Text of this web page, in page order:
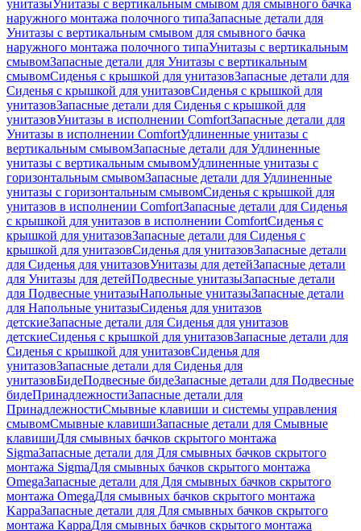
унитазыУнитазы с вертикальным смывом для смывного бачка
наружного монтажа полочного типаЗапасные детали для
Унитазы с вертикальным смывом для смывного бачка
наружного монтажа полочного типаУнитазы с вертикальным
смывомЗапасные детали для Унитазы с вертикальным
смывомСиденья с крышкой для унитазовЗапасные детали для
Сиденья с крышкой для унитазовСиденья с крышкой для
унитазовЗапасные детали для Сиденья с крышкой для
унитазовУнитазы в исполнении ComfortЗапасные детали для
Унитазы в исполнении ComfortУдлиненные унитазы с
вертикальным смывомЗапасные детали для Удлиненные
унитазы с вертикальным смывомУдлиненные унитазы с
горизонтальным смывомЗапасные детали для Удлиненные
унитазы с горизонтальным смывомСиденья с крышкой для
унитазов в исполнении ComfortЗапасные детали для Сиденья
с крышкой для унитазов в исполнении ComfortСиденья с
крышкой для унитазовЗапасные детали для Сиденья с
крышкой для унитазовСиденья для унитазовЗапасные детали
для Сиденья для унитазовУнитазы для детейЗапасные детали
для Унитазы для детейПодвесные унитазыЗапасные детали
для Подвесные унитазыНапольные унитазыЗапасные детали
для Напольные унитазыСиденья для унитазов
детскиеЗапасные детали для Сиденья для унитазов
детскиеСиденья с крышкой для унитазовЗапасные детали для
Сиденья с крышкой для унитазовСиденья для
унитазовЗапасные детали для Сиденья для
унитазовБидеПодвесные бидеЗапасные детали для Подвесные
бидеПринадлежностиЗапасные детали для
ПринадлежностиСмывные клавиши и системы управления
смывомСмывные клавишиЗапасные детали для Смывные
клавишиДля смывных бачков скрытого монтажа
SigmaЗапасные детали для Для смывных бачков скрытого
монтажа SigmaДля смывных бачков скрытого монтажа
OmegaЗапасные детали для Для смывных бачков скрытого
монтажа OmegaДля смывных бачков скрытого монтажа
KappaЗапасные детали для Для смывных бачков скрытого
монтажа KappaДля смывных бачков скрытого монтажа